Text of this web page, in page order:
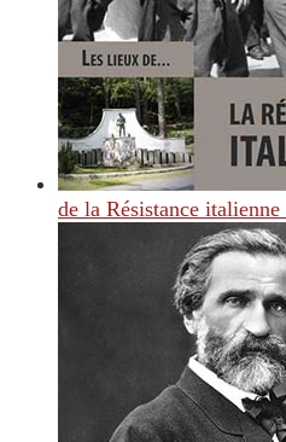
de la Résistance italienne